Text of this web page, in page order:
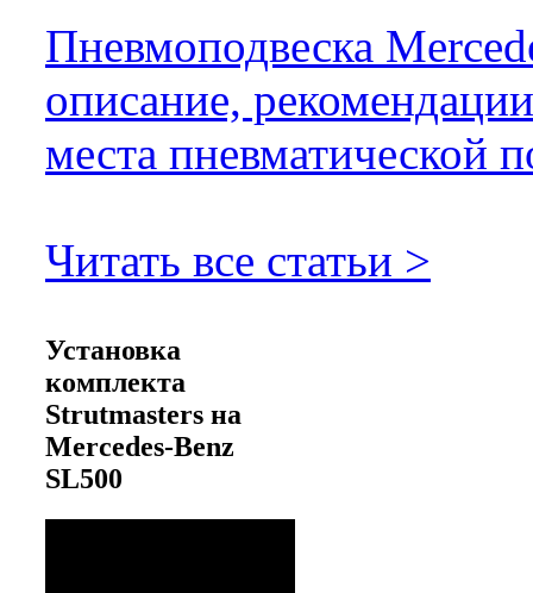
Пневмоподвеска
описание,
места пневматической
Читать все статьи >
Установка
комплекта
Strutmasters на
Mercedes-Benz
SL500